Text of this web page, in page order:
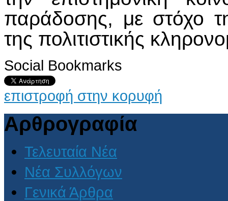
παράδοσης, με στόχο
της πολιτιστικής
Social Bookmarks
επιστροφή στην κορυφή
Αρθρογραφία
Τελευταία Νέα
Νέα Συλλόγων
Γενικά Άρθρα